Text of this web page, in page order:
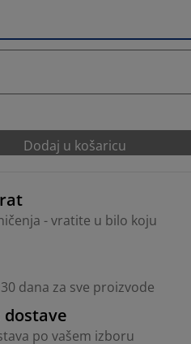
Dodaj u košaricu
- vratite u bilo koju
dana za sve proizvode
po vašem izboru